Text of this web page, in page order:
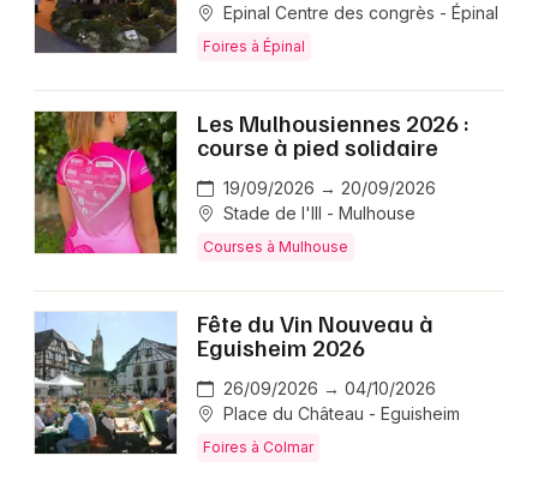
Epinal Centre des congrès - Épinal
Foires à Épinal
Les Mulhousiennes 2026 :
course à pied solidaire
19/09/2026 → 20/09/2026
Stade de l'Ill - Mulhouse
Courses à Mulhouse
Fête du Vin Nouveau à
Eguisheim 2026
26/09/2026 → 04/10/2026
Place du Château - Eguisheim
Foires à Colmar